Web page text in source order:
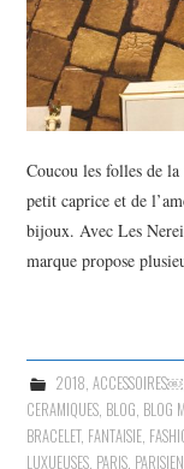
AJOUTANT
GRAIN DE
PETITS
Coucou les folles de
petit caprice et de
bijoux. Avec Les
marque propose
2018 ACCESSOIRES￼,
CERAMIQUES BLOG BLOG
BRACELET, FANTAISIE
LUXUEUSES PARIS